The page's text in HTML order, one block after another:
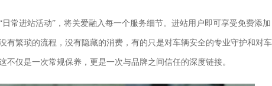
常进站活动”，将关爱融入每一个服务细节。进站用户即可享受免费添加
有繁琐的流程，没有隐藏的消费，有的只是对车辆安全的专业守护和对车
不仅是一次常规保养，更是一次与品牌之间信任的深度链接。